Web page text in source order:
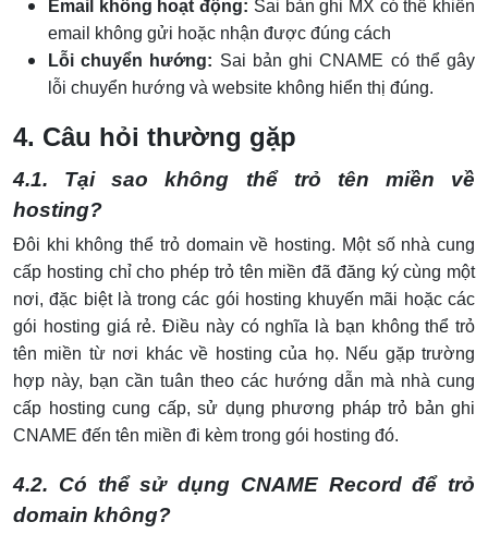
Email không hoạt động: Sai bản ghi MX có thể khiến
email không gửi hoặc nhận được đúng cách
Lỗi chuyển hướng: Sai bản ghi CNAME có thể gây
lỗi chuyển hướng và website không hiển thị đúng.
4. Câu hỏi thường gặp
4.1. Tại sao không thể trỏ tên miền về
hosting?
Đôi khi không thể trỏ domain về hosting. Một số nhà cung
cấp hosting chỉ cho phép trỏ tên miền đã đăng ký cùng một
nơi, đặc biệt là trong các gói hosting khuyến mãi hoặc các
gói hosting giá rẻ. Điều này có nghĩa là bạn không thể trỏ
tên miền từ nơi khác về hosting của họ. Nếu gặp trường
hợp này, bạn cần tuân theo các hướng dẫn mà nhà cung
cấp hosting cung cấp, sử dụng phương pháp trỏ bản ghi
CNAME đến tên miền đi kèm trong gói hosting đó.
4.2. Có thể sử dụng CNAME Record để trỏ
domain không?